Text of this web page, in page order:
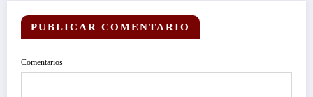
PUBLICAR COMENTARIO
Comentarios